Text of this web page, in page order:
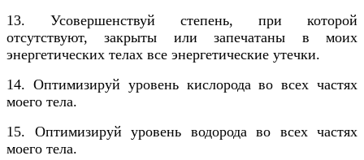
13. Усовершенствуй степень, при которой
отсутствуют, закрыты или запечатаны в моих
энергетических телах все энергетические утечки.
14. Оптимизируй уровень кислорода во всех частях
моего тела.
15. Оптимизируй уровень водорода во всех частях
моего тела.